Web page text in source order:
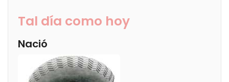
Tal día como hoy
Nació